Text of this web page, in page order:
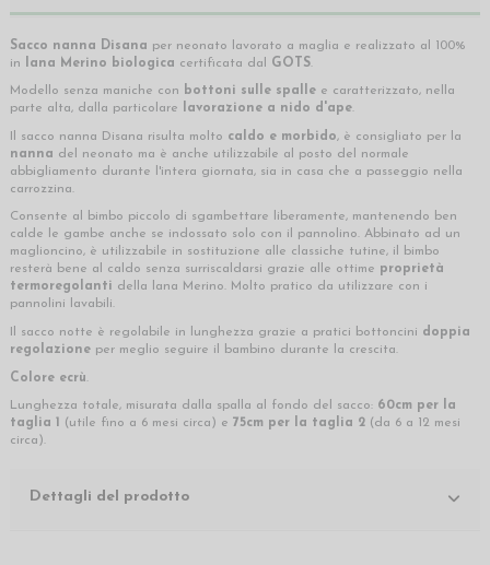
Sacco nanna Disana per neonato lavorato a maglia e realizzato al 100%
in
lana Merino biologica certificata dal GOTS.
Modello senza maniche con bottoni sulle spalle e caratterizzato, nella
parte alta, dalla particolare
lavorazione a nido d'ape.
Il sacco nanna Disana risulta molto caldo e morbido, è consigliato per la
nanna del neonato ma è anche utilizzabile al posto del normale
abbigliamento durante l'intera giornata, sia in casa che a passeggio nella
carrozzina.
Consente al bimbo piccolo di sgambettare liberamente, mantenendo ben
calde le gambe anche se indossato solo con il pannolino. Abbinato ad un
maglioncino, è utilizzabile in sostituzione alle classiche tutine, il bimbo
resterà bene al caldo senza surriscaldarsi grazie alle ottime proprietà
termoregolanti della lana Merino. Molto pratico da utilizzare con i
pannolini lavabili.
Il sacco notte è regolabile in lunghezza grazie a pratici bottoncini doppia
regolazione per meglio seguire il bambino durante la crescita.
Colore ecrù.
Lunghezza totale, misurata dalla spalla al fondo del sacco: 60cm per la
taglia 1
(utile fino a 6 mesi circa) e 75cm per la taglia 2 (da 6 a 12 mesi
circa).
Dettagli del prodotto